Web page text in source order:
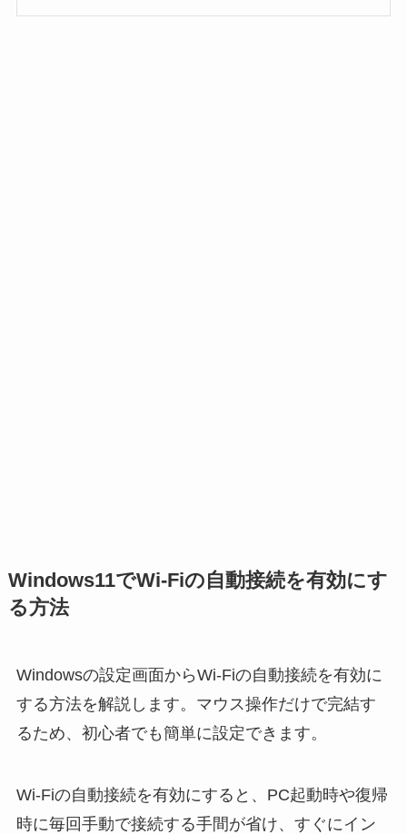
Windows11でWi-Fiの自動接続を有効にす
る方法
Windowsの設定画面からWi-Fiの自動接続を有効に
する方法を解説します。マウス操作だけで完結す
るため、初心者でも簡単に設定できます。
Wi-Fiの自動接続を有効にすると、PC起動時や復帰
時に毎回手動で接続する手間が省け、すぐにイン